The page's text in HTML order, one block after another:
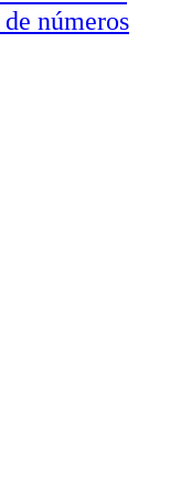
números